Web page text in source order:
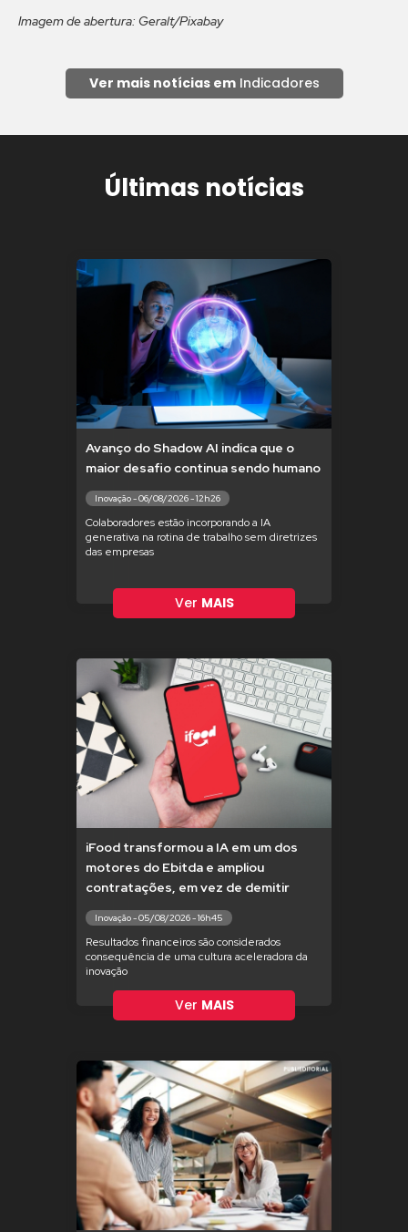
Imagem de abertura: Geralt/Pixabay
Ver mais notícias emIndicadores
Últimas notícias
Avanço do Shadow AI indica que o
maior desafio continua sendo humano
Inovação - 06/08/2026 - 12h26
Colaboradores estão incorporando a IA
generativa na rotina de trabalho sem diretrizes
das empresas
Ver MAIS
iFood transformou a IA em um dos
motores do Ebitda e ampliou
contratações, em vez de demitir
Inovação - 05/08/2026 - 16h45
Resultados financeiros são considerados
consequência de uma cultura aceleradora da
inovação
Ver MAIS